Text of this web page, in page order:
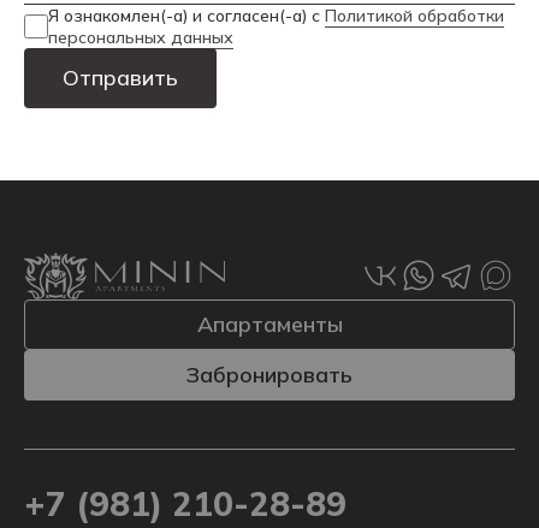
Я ознакомлен(-а) и согласен(-а) с Политикой обработки
персональных данных
Апартаменты
Забронировать
+7 (981) 210-28-89